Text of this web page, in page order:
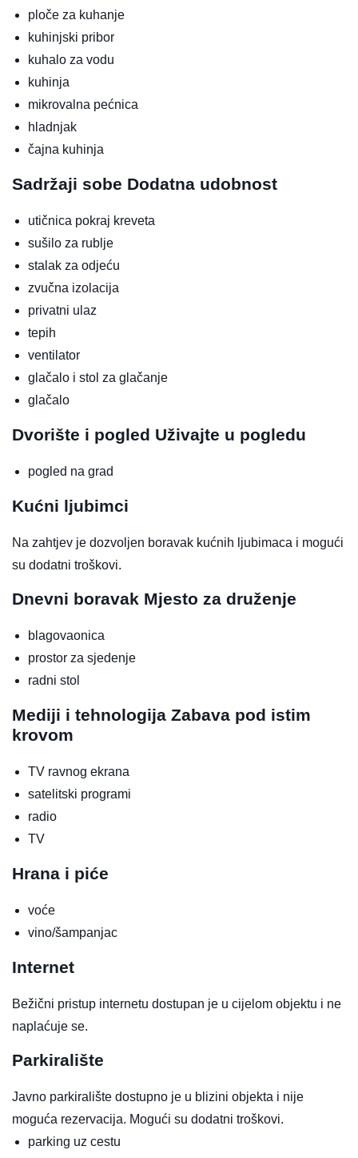
ploče za kuhanje
kuhinjski pribor
kuhalo za vodu
kuhinja
mikrovalna pećnica
hladnjak
čajna kuhinja
Sadržaji sobe Dodatna udobnost
utičnica pokraj kreveta
sušilo za rublje
stalak za odjeću
zvučna izolacija
privatni ulaz
tepih
ventilator
glačalo i stol za glačanje
glačalo
Dvorište i pogled Uživajte u pogledu
pogled na grad
Kućni ljubimci
Na zahtjev je dozvoljen boravak kućnih ljubimaca i mogući
su dodatni troškovi.
Dnevni boravak Mjesto za druženje
blagovaonica
prostor za sjedenje
radni stol
Mediji i tehnologija Zabava pod istim
krovom
TV ravnog ekrana
satelitski programi
radio
TV
Hrana i piće
voće
vino/šampanjac
Internet
Bežični pristup internetu dostupan je u cijelom objektu i ne
naplaćuje se.
Parkiralište
Javno parkiralište dostupno je u blizini objekta i nije
moguća rezervacija. Mogući su dodatni troškovi.
parking uz cestu